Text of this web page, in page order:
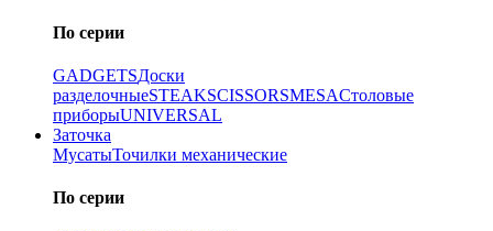
По серии
GADGETSДоски
разделочныеSTEAKSCISSORSMESAСтоловые
приборыUNIVERSAL
Заточка
МусатыТочилки механические
По серии